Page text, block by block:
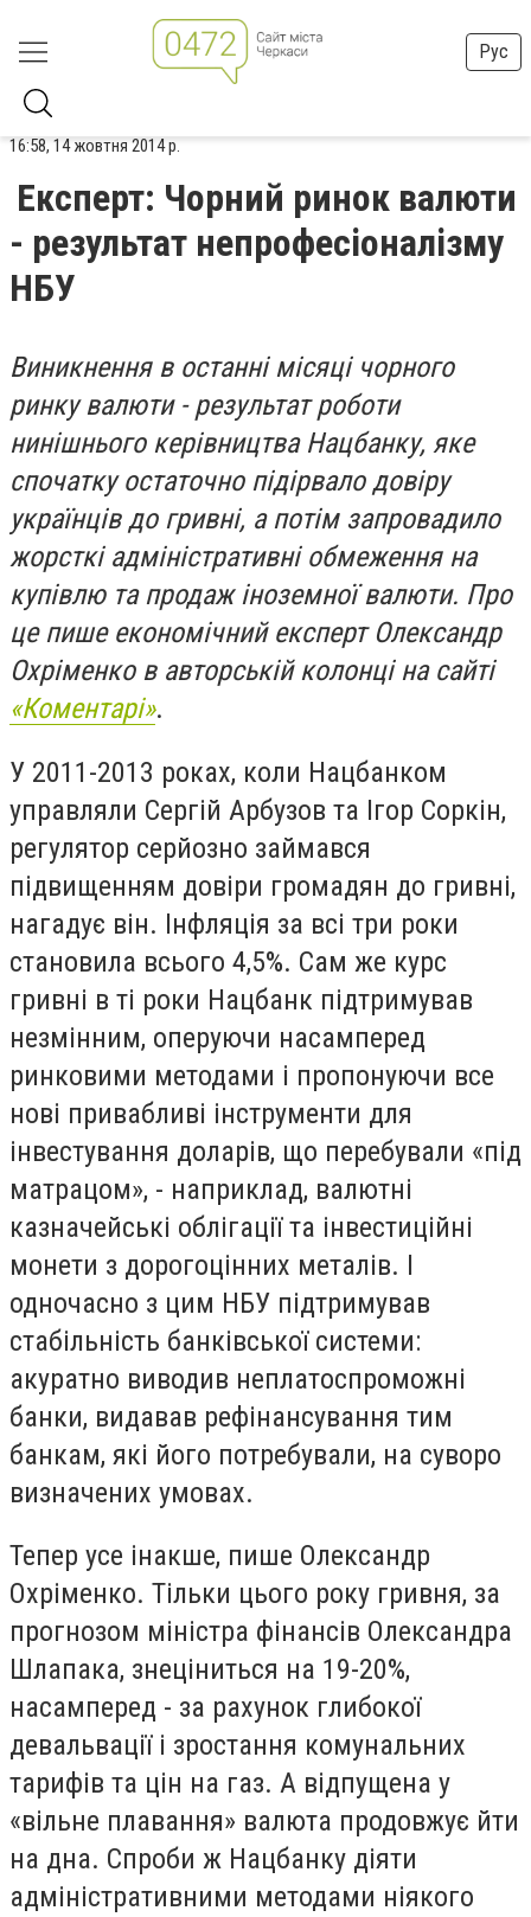
Рус
16:58, 14 жовтня 2014 р.
Експерт: Чорний ринок валюти
- результат непрофесіоналізму
НБУ
Виникнення в останні місяці чорного
ринку валюти - результат роботи
нинішнього керівництва Нацбанку, яке
спочатку остаточно підірвало довіру
українців до гривні, а потім запровадило
жорсткі адміністративні обмеження на
купівлю та продаж іноземної валюти. Про
це пише економічний експерт Олександр
Охріменко в авторській колонці на сайті
«Коментарі».
У 2011-2013 роках, коли Нацбанком
управляли Сергій Арбузов та Ігор Соркін,
регулятор серйозно займався
підвищенням довіри громадян до гривні,
нагадує він. Інфляція за всі три роки
становила всього 4,5%. Сам же курс
гривні в ті роки Нацбанк підтримував
незмінним, оперуючи насамперед
ринковими методами і пропонуючи все
нові привабливі інструменти для
інвестування доларів, що перебували «під
матрацом», - наприклад, валютні
казначейські облігації та інвестиційні
монети з дорогоцінних металів. І
одночасно з цим НБУ підтримував
стабільність банківської системи:
акуратно виводив неплатоспроможні
банки, видавав рефінансування тим
банкам, які його потребували, на суворо
визначених умовах.
Тепер усе інакше, пише Олександр
Охріменко. Тільки цього року гривня, за
прогнозом міністра фінансів Олександра
Шлапака, знеціниться на 19-20%,
насамперед - за рахунок глибокої
девальвації і зростання комунальних
тарифів та цін на газ. А відпущена у
«вільне плавання» валюта продовжує йти
на дна. Спроби ж Нацбанку діяти
адміністративними методами ніякого